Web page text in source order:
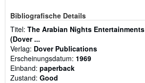
Bibliografische Details
Titel: The Arabian Nights Entertainments
(Dover ...
Verlag: Dover Publications
Erscheinungsdatum: 1969
Einband: paperback
Zustand: Good